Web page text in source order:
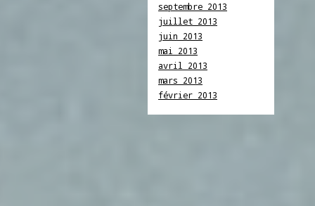
septembre 2013
juillet 2013
juin 2013
mai 2013
avril 2013
mars 2013
février 2013